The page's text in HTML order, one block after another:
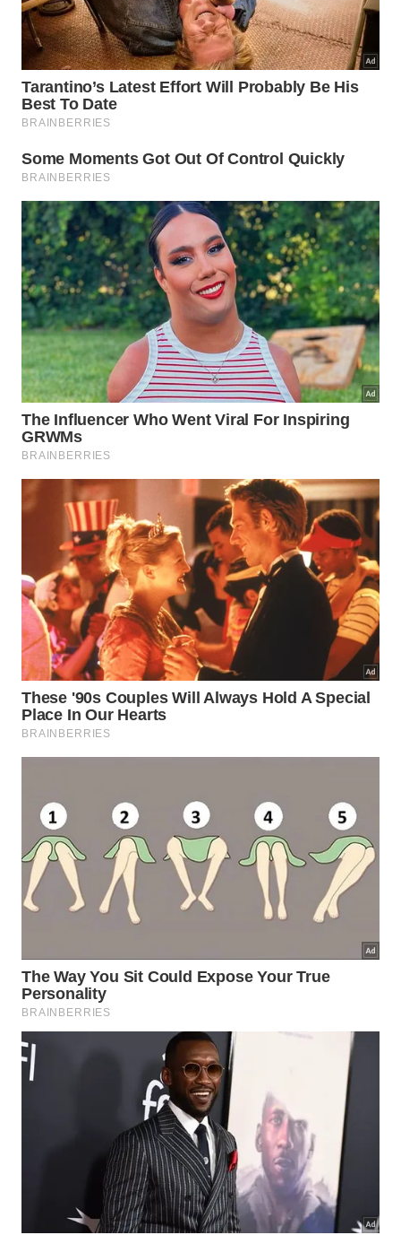
Com valor do iPhone 14 dá para comprar um iPhone 13 de
128GB e um iPhone XR com a mesma capacidade -Getty
Images
Os R$ 340 que sobrarem do valor inicial do iPhone
14 podem ser usados em um bate e volta em uma
cidade perto da que você more –afinal, com
qualquer um dos aparelhos você poderá fazer fotos
maravilhosas para registrar o rolê!
Tire logo seu Green Card e passe a comprar os
lançamentos anuais da Apple em dólar!
É bem verdade que não basta querer. Para ser
elegível a um Green Card norte-americano, o
solicitante precisa comprovar habilidades
profissionais extraordinárias (que podem ser desde
áreas como tecnologia e até nas artes!) que
contribuam para o desenvolvimento econômico do
país. Ou até ser um investidor, abrir uma empresa e
gerar alguns empregos.